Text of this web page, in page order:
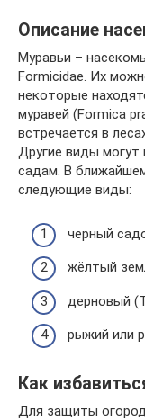
Описание
Муравьи –
Formicidae. Их
некоторые
муравей (Formica
встречается в
Другие виды
садам. В
следующие виды:
черный
жёлтый
дерновый
рыжий или
Как
Для защиты